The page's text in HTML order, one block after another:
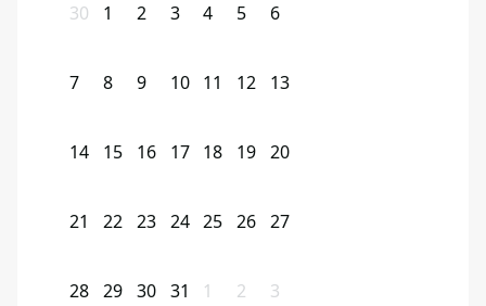
30 1 2 3 4 5 6
7 8 9 10 11 12 13
14 15 16 17 18 19 20
21 22 23 24 25 26 27
28 29 30 31 1 2 3